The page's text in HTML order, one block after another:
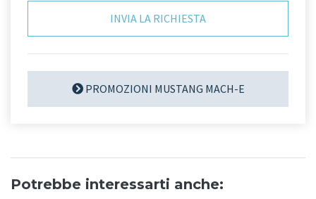
PROMOZIONI MUSTANG MACH-E
Potrebbe interessarti anche: